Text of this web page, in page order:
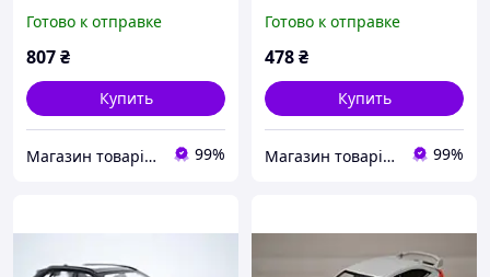
20,5*7*7см (RS-15526)
Готово к отправке
807₴
Купить
Магазин товарів для дітей "Пупс" 99%
красным 1:32 свет звук
открыв двери капот
Готово к отправке
478₴
Купить
Магазин товарів для дітей "Пупс" 99%